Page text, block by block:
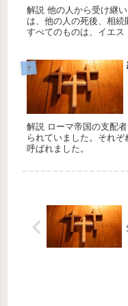
解説 他の人から受け継
は、他の人の死後、相
すべてのものは、イエス
そ
解説 ローマ帝国の支配
られていました。それ
呼ばれました。